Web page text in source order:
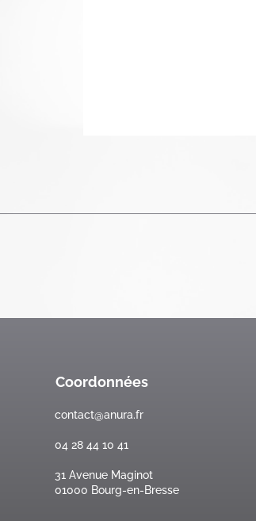
Coordonnées
contact@anura.fr
04 28 44 10 41
31 Avenue Maginot
01000 Bourg-en-Bresse